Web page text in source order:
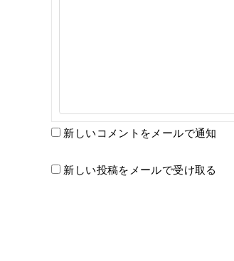
新しいコメントをメールで通知
新しい投稿をメールで受け取る